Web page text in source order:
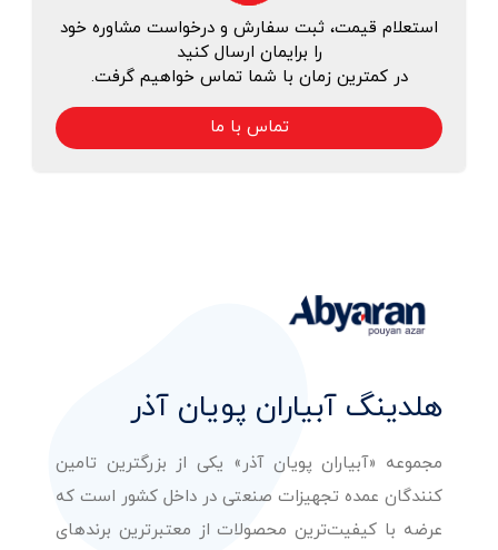
استعلام قیمت، ثبت سفارش و درخواست مشاوره خود
را برایمان ارسال کنید
در کمترین زمان با شما تماس خواهیم گرفت.
تماس با ما
هلدینگ آبیاران پویان آذر
مجموعه «آبیاران پویان آذر» یکی از بزرگترین تامین
کنندگان عمده تجهیزات صنعتی در داخل کشور است که
عرضه با کیفیت‌ترین محصولات از معتبرترین برندهای